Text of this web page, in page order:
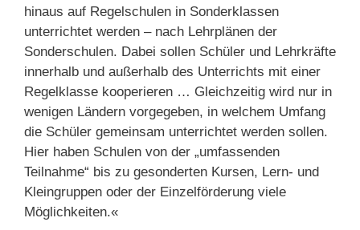
hinaus auf Regelschulen in Sonderklassen
unterrichtet werden – nach Lehrplänen der
Sonderschulen. Dabei sollen Schüler und Lehrkräfte
innerhalb und außerhalb des Unterrichts mit einer
Regelklasse kooperieren … Gleichzeitig wird nur in
wenigen Ländern vorgegeben, in welchem Umfang
die Schüler gemeinsam unterrichtet werden sollen.
Hier haben Schulen von der „umfassenden
Teilnahme“ bis zu gesonderten Kursen, Lern- und
Kleingruppen oder der Einzelförderung viele
Möglichkeiten.«